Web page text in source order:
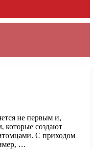
не первым и,
которые создают
С приходом
…